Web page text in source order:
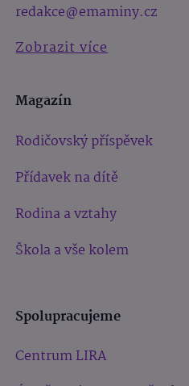
redakce@emaminy.cz
Zobrazit více
Magazín
Rodičovský příspěvek
Přídavek na dítě
Rodina a vztahy
Škola a vše kolem
Spolupracujeme
Centrum LIRA